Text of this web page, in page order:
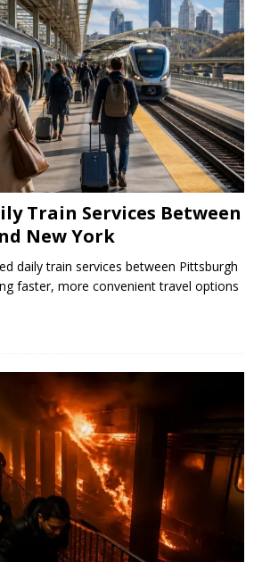
Train Services Between
New York
daily train services between Pittsburgh
faster, more convenient travel options